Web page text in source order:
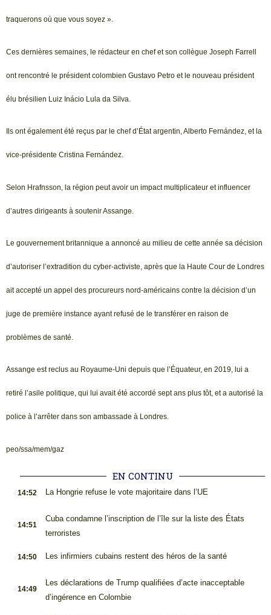
traquerons où que vous soyez ».
Ces dernières semaines, le rédacteur en chef et son collègue Joseph Farrell
ont rencontré le président colombien Gustavo Petro et le nouveau président
élu brésilien Luiz Inácio Lula da Silva.
Ils ont également été reçus par le chef d’État argentin, Alberto Fernández, et la
vice-présidente Cristina Fernández.
Selon Hrafnsson, la région peut avoir un impact multiplicateur et influencer
d’autres dirigeants à soutenir Assange.
Le gouvernement britannique a annoncé au milieu de cette année sa décision
d’autoriser l’extradition du cyber-activiste, après que la Haute Cour de Londres
ait accepté un appel des procureurs nord-américains contre la décision d’un
juge de première instance ayant refusé de le transférer en raison de
problèmes de santé.
Assange est reclus au Royaume-Uni depuis que l’Équateur, en 2019, lui a
retiré l’asile politique, qui lui avait été accordé sept ans plus tôt, et a autorisé la
police à l’arrêter dans son ambassade à Londres.
peo/ssa/mem/gaz
EN CONTINU
14:52 La Hongrie refuse le vote majoritaire dans l’UE
14:51
Cuba condamne l’inscription de l’île sur la liste des États
terroristes
14:50 Les infirmiers cubains restent des héros de la santé
14:49
Les déclarations de Trump qualifiées d’acte inacceptable
d’ingérence en Colombie